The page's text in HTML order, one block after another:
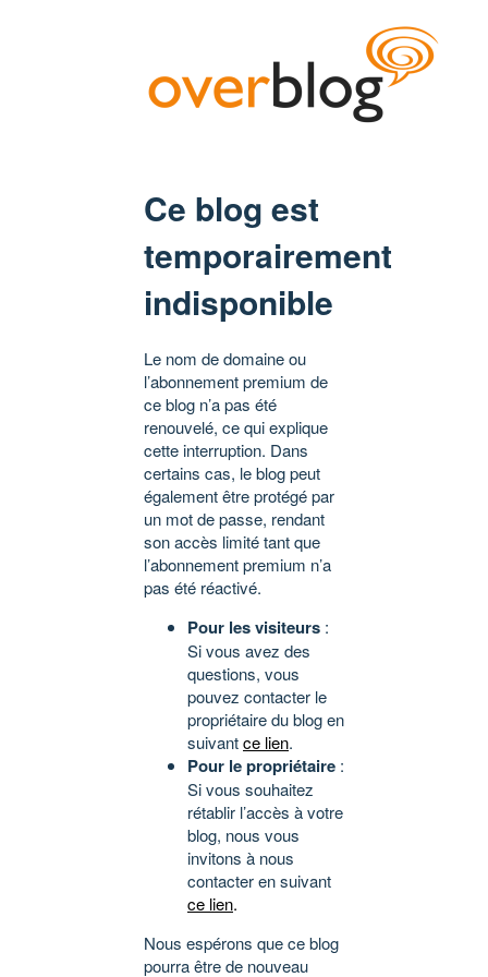
Ce blog est
temporairement
indisponible
Le nom de domaine ou
l’abonnement premium de
ce blog n’a pas été
renouvelé, ce qui explique
cette interruption. Dans
certains cas, le blog peut
également être protégé par
un mot de passe, rendant
son accès limité tant que
l’abonnement premium n’a
pas été réactivé.
Pour les visiteurs :
Si vous avez des
questions, vous
pouvez contacter le
propriétaire du blog en
suivantce lien.
Pour le propriétaire :
Si vous souhaitez
rétablir l’accès à votre
blog, nous vous
invitons à nous
contacter en suivant
ce lien.
Nous espérons que ce blog
pourra être de nouveau